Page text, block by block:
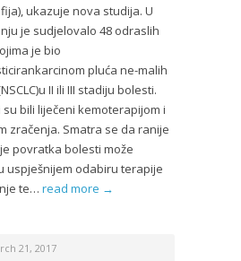
ukazuje nova studija. U
je sudjelovalo 48 odraslih
je bio
pluća ne-malih
II ili III stadiju bolesti.
su bili liječeni kemoterapijom i
zračenja. Smatra se da ranije
povratka bolesti može
uspješnijem odabiru terapije
te… read more →
21, 2017